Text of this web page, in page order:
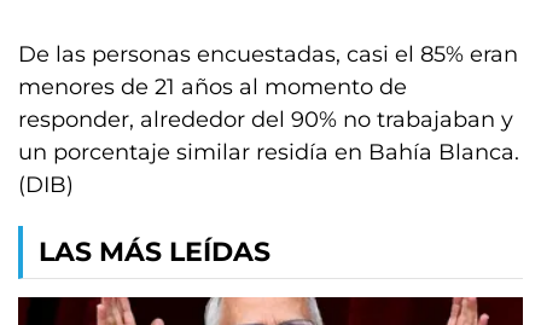
De las personas encuestadas, casi el 85% eran
menores de 21 años al momento de
responder, alrededor del 90% no trabajaban y
un porcentaje similar residía en Bahía Blanca.
(DIB)
LAS MÁS LEÍDAS